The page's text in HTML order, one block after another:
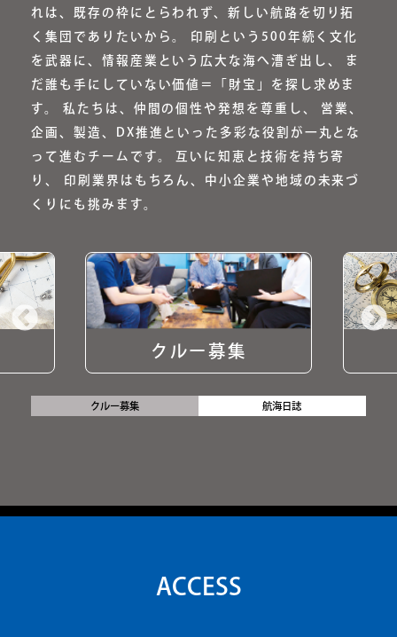
れは、既存の枠にとらわれず、新しい航路を切り拓
く集団でありたいから。 印刷という500年続く文化
を武器に、情報産業という広大な海へ漕ぎ出し、 ま
だ誰も手にしていない価値＝「財宝」を探し求めま
す。 私たちは、仲間の個性や発想を尊重し、 営業、
企画、製造、DX推進といった多彩な役割が一丸とな
って進むチームです。 互いに知恵と技術を持ち寄
り、 印刷業界はもちろん、中小企業や地域の未来づ
くりにも挑みます。
クルー募集
クルー募集 航海日誌
ACCESS